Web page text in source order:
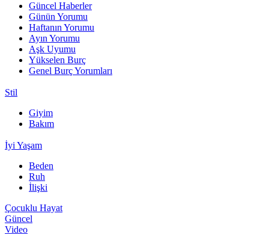
Güncel Haberler
Günün Yorumu
Haftanın Yorumu
Ayın Yorumu
Aşk Uyumu
Yükselen Burç
Genel Burç Yorumları
Stil
Giyim
Bakım
İyi Yaşam
Beden
Ruh
İlişki
Çocuklu Hayat
Güncel
Video